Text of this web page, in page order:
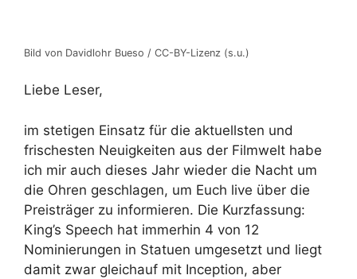
Bild von Davidlohr Bueso / CC-BY-Lizenz (s.u.)
Liebe Leser,
im stetigen Einsatz für die aktuellsten und
frischesten Neuigkeiten aus der Filmwelt habe
ich mir auch dieses Jahr wieder die Nacht um
die Ohren geschlagen, um Euch live über die
Preisträger zu informieren. Die Kurzfassung:
King’s Speech hat immerhin 4 von 12
Nominierungen in Statuen umgesetzt und liegt
damit zwar gleichauf mit Inception, aber